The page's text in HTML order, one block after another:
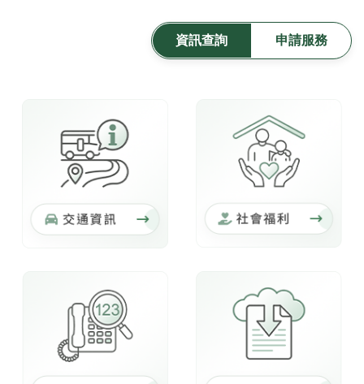
資訊查詢 申請服務